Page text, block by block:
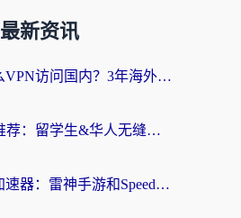
最新资讯
从比利时用什么VPN访问国内？3年海外党亲测有效的无缝回国上网指南
海外回国VPN推荐：留学生&华人无缝访问国内资源的实用指南
海外党选回国加速器：雷神手游和SpeedCN哪个好？附避坑指南